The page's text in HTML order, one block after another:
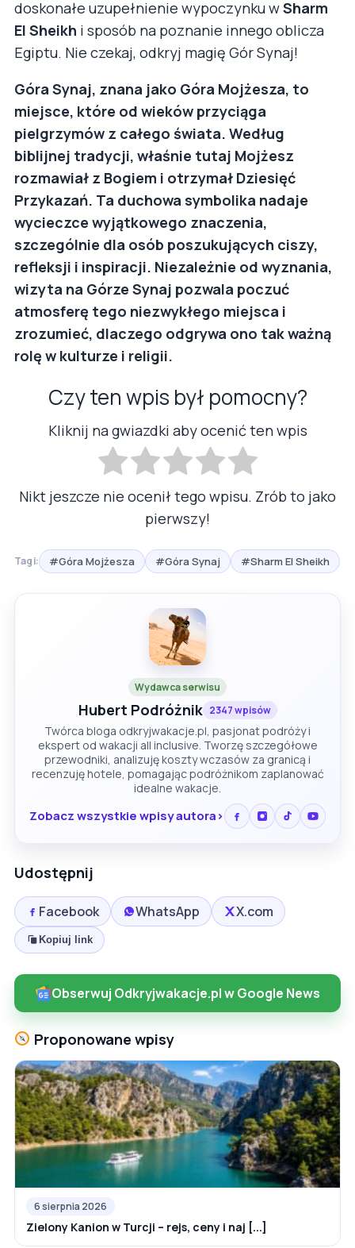
doskonałe uzupełnienie wypoczynku wSharm
El Sheikh i sposób na poznanie innego oblicza
Egiptu. Nie czekaj, odkryj magię Gór Synaj!
Góra Synaj, znana jako Góra Mojżesza, to
miejsce, które od wieków przyciąga
pielgrzymów z całego świata. Według
biblijnej tradycji, właśnie tutaj Mojżesz
rozmawiał z Bogiem i otrzymał Dziesięć
Przykazań. Ta duchowa symbolika nadaje
wycieczce wyjątkowego znaczenia,
szczególnie dla osób poszukujących ciszy,
refleksji i inspiracji. Niezależnie od wyznania,
wizyta na Górze Synaj pozwala poczuć
atmosferę tego niezwykłego miejsca i
zrozumieć, dlaczego odgrywa ono tak ważną
rolę w kulturze i religii.
Czy ten wpis był pomocny?
Kliknij na gwiazdki aby ocenić ten wpis
Nikt jeszcze nie ocenił tego wpisu. Zrób to jako
pierwszy!
Tagi: #Góra Mojżesza #Góra Synaj #Sharm El Sheikh
Wydawca serwisu
Hubert Podróżnik 2347 wpisów
Twórca bloga odkryjwakacje.pl, pasjonat podróży i
ekspert od wakacji all inclusive. Tworzę szczegółowe
przewodniki, analizuję koszty wczasów za granicą i
recenzuję hotele, pomagając podróżnikom zaplanować
idealne wakacje.
Zobacz wszystkie wpisy autora
Udostępnij
Facebook WhatsApp X.com
Kopiuj link
Obserwuj Odkryjwakacje.pl w Google News
Proponowane wpisy
6 sierpnia 2026
Zielony Kanion w Turcji – rejs, ceny i naj [...]